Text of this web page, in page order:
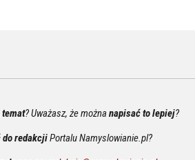
temat? Uważasz, że możnanapisać to lepiej?
do redakcjiPortalu Namyslowianie.pl?